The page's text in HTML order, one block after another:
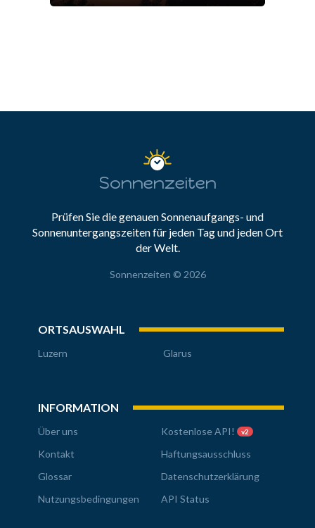
Sonnenzeiten
Prüfen Sie die genauen Sonnenaufgangs- und
Sonnenuntergangszeiten für jeden Tag und jeden Ort
der Welt.
Sonnenzeiten © 2026
ORTSAUSWAHL
Luzern Glarus
INFORMATION
Über uns Kostenlose API! v2
Kontakt
Haftungsausschluss
Glossar
Datenschutzerklärung
Nutzungsbedingungen
API Status